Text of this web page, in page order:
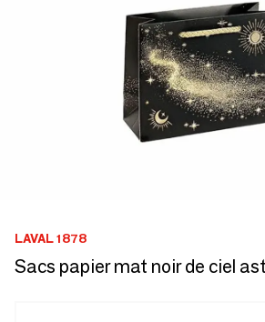
LAVAL 1878
Sacs papier mat noir de ciel